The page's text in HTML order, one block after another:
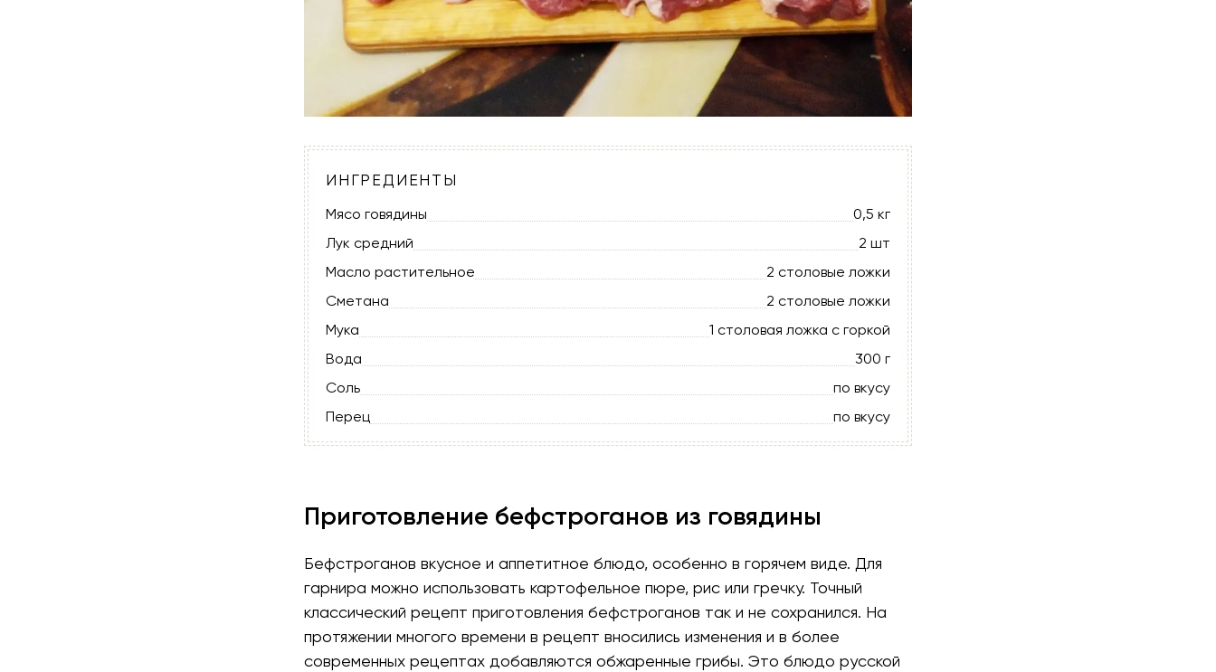
ИНГРЕДИЕНТЫ
Мясо говядины
0,5 кг
Лук средний
2 шт
Масло растительное
2 столовые ложки
Сметана
2 столовые ложки
Мука
1 столовая ложка с горкой
Вода
300 г
Соль
по вкусу
Перец
по вкусу
Приготовление бефстроганов из говядины
Бефстроганов вкусное и аппетитное блюдо, особенно в горячем виде. Для
гарнира можно использовать картофельное пюре, рис или гречку. Точный
классический рецепт приготовления бефстроганов так и не сохранился. На
протяжении многого времени в рецепт вносились изменения и в более
современных рецептах добавляются обжаренные грибы. Это блюдо русской